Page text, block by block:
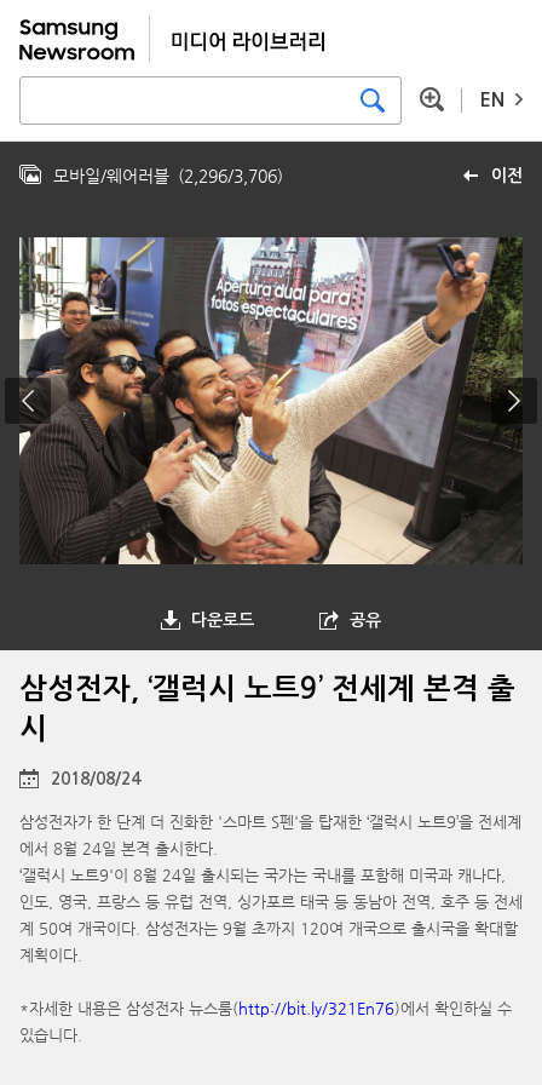
EN
이전
모바일/웨어러블 (2,296/3,706)
다운로드 공유
삼성전자, ‘갤럭시 노트9’ 전세계 본격 출
시
2018/08/24
삼성전자가 한 단계 더 진화한 '스마트 S펜'을 탑재한 ‘갤럭시 노트9’을 전세계
에서 8월 24일 본격 출시한다.
‘갤럭시 노트9'이 8월 24일 출시되는 국가는 국내를 포함해 미국과 캐나다,
인도, 영국, 프랑스 등 유럽 전역, 싱가포르 태국 등 동남아 전역, 호주 등 전세
계 50여 개국이다. 삼성전자는 9월 초까지 120여 개국으로 출시국을 확대할
계획이다.
*자세한 내용은 삼성전자 뉴스룸(http://bit.ly/321En76)에서 확인하실 수
있습니다.